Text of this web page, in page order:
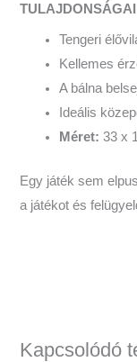
Tengeri
Kellemes
A bálna
Ideális
Méret: 33 x
Egy játék sem
a játékot és
Kapcsolódó